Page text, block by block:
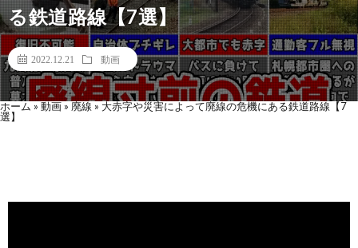
る鉄道路線【7選】
2022.12.21 動画
ホーム » 動画 » 廃線 » 大赤字や災害によって廃線の危機にある鉄道路線【7
選】